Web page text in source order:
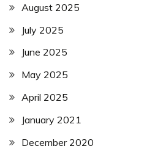
August 2025
July 2025
June 2025
May 2025
April 2025
January 2021
December 2020